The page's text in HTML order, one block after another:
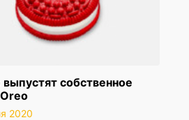
собственное
2020